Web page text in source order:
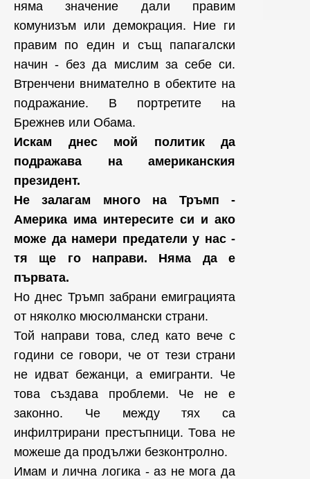
няма значение дали правим
комунизъм или демокрация. Ние ги
правим по един и същ папагалски
начин - без да мислим за себе си.
Втренчени внимателно в обектите на
подражание. В портретите на
Брежнев или Обама.
Искам днес мой политик да
подражава на американския
президент.
Не залагам много на Тръмп -
Америка има интересите си и ако
може да намери предатели у нас -
тя ще го направи. Няма да е
първата.
Но днес Тръмп забрани емиграцията
от няколко мюсюлмански страни.
Той направи това, след като вече с
години се говори, че от тези страни
не идват бежанци, а емигранти. Че
това създава проблеми. Че не е
законно. Че между тях са
инфилтрирани престъпници. Това не
можеше да продължи безконтролно.
Имам и лична логика - аз не мога да